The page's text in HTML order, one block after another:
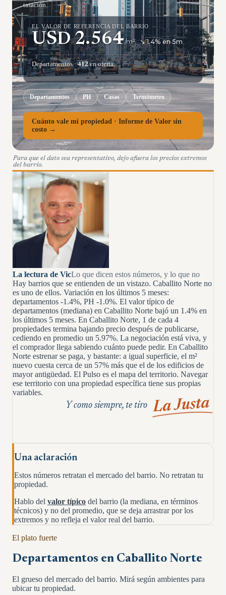
tasación.
EL VALOR DE REFERENCIA DEL BARRIO
USD2.564/m² ↘ 1.4% en5m
Departamentos·412en oferta.
Departamentos PH Casas Termómetro
Cuánto vale mi propiedad · Informe de Valor sin
costo →
Para que el dato sea representativo, dejo afuera los precios extremos
del barrio.
La lectura de VicLo que dicen estos números, y lo que no
Hay barrios que se entienden de un vistazo. Caballito Norte no
es uno de ellos. Variación en los últimos 5 meses:
departamentos -1.4%, PH -1.0%. El valor típico de
departamentos (mediana) en Caballito Norte bajó un 1.4% en
los últimos 5 meses. En Caballito Norte, 1 de cada 4
propiedades termina bajando precio después de publicarse,
cediendo en promedio un 5.97%. La negociación está viva, y
el comprador llega sabiendo cuánto puede pedir. En Caballito
Norte estrenar se paga, y bastante: a igual superficie, el m²
nuevo cuesta cerca de un 57% más que el de los edificios de
mayor antigüedad. El Pulso es el mapa del territorio. Navegar
ese territorio con una propiedad específica tiene sus propias
variables.
Y como siempre, te tiro La Justa
Una aclaración
Estos números retratan el mercado del barrio. No retratan tu
propiedad.
Hablo del valor típico del barrio (la mediana, en términos
técnicos) y no del promedio, que se deja arrastrar por los
extremos y no refleja el valor real del barrio.
El plato fuerte
Departamentos en Caballito Norte
El grueso del mercado del barrio. Mirá según ambientes para
ubicar tu propiedad.